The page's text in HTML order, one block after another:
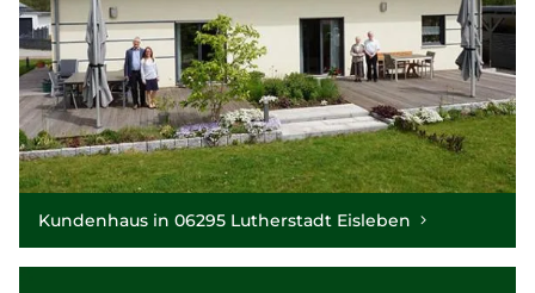
Kundenhaus in 06295 Lutherstadt Eisleben